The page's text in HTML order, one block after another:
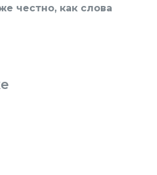
честно, как слова